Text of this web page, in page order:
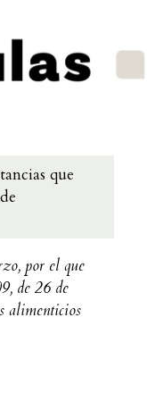
que
por el que
de 26 de
alimenticios